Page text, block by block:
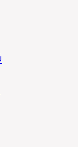
创立以来，连续
品领域获得
该国在这个领域
组织（以下简称
美元（占进口
255亿美元）和
不多，只有约
印度尼西亚和
球伊斯兰经济状